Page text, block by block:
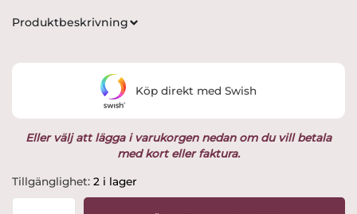
ursprungliga
var:
1,995 kr.1,799 kr.
Produktbeskrivning
Eller välj att lägga i varukorgen nedan om du vill betala
med kort eller faktura.
Tillgänglighet: 2 i lager
Gustavsberg
-
Köp direkt med Swish